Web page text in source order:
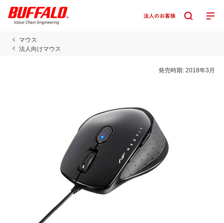
マウス
法人向けマウス
発売時期:2018年3月